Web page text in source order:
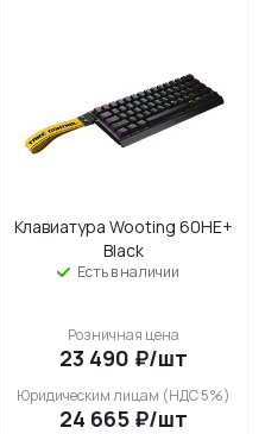
Клавиатура Wooting 60HE+
Black
Есть в наличии
Розничная цена
23 490 ₽/шт
Юридическим лицам (НДС 5%)
24 665 ₽/шт